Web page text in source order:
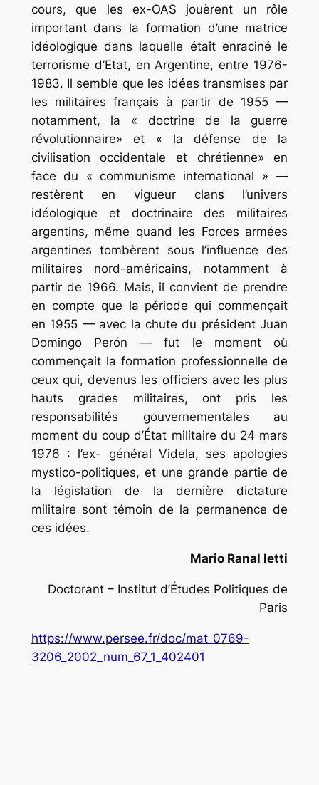
cours, que les ex-OAS jouèrent un rôle
important dans la formation d’une matrice
idéologique dans laquelle était enraciné le
terrorisme d’Etat, en Argentine, entre 1976-
1983. Il semble que les idées transmises par
les militaires français à partir de 1955 —
notamment, la « doctrine de la guerre
révolutionnaire» et « la défense de la
civilisation occidentale et chrétienne» en
face du « communisme international » —
restèrent en vigueur clans l’univers
idéologique et doctrinaire des militaires
argentins, même quand les Forces armées
argentines tombèrent sous l’influence des
militaires nord-américains, notamment à
partir de 1966. Mais, il convient de prendre
en compte que la période qui commençait
en 1955 — avec la chute du président Juan
Domingo Perón — fut le moment où
commençait la formation professionnelle de
ceux qui, devenus les officiers avec les plus
hauts grades militaires, ont pris les
responsabilités gouvernementales au
moment du coup d’État militaire du 24 mars
1976 : l’ex- général Videla, ses apologies
mystico-politiques, et une grande partie de
la législation de la dernière dictature
militaire sont témoin de la permanence de
ces idées.
Mario Ranal letti
Doctorant – Institut d’Études Politiques de
Paris
https://www.persee.fr/doc/mat_0769-
3206_2002_num_67_1_402401